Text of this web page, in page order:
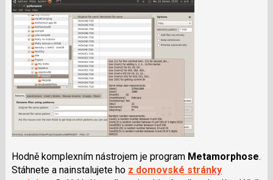
Hodně komplexním nástrojem je program Metamorphose.
Stáhnete a nainstalujete ho z domovské stránky